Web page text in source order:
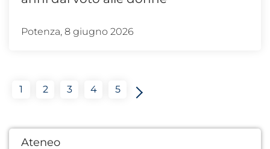
Potenza, 8 giugno 2026
1 2 3 4 5
Ateneo